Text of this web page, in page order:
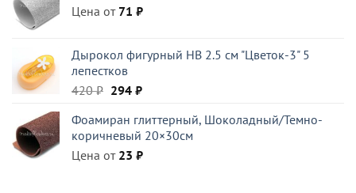
Цена от 71 ₽
Дырокол фигурный HB 2.5 см "Цветок-3" 5
лепестков
420₽ Первоначальная
составляла
420 ₽.
294 ₽Текущая
294 ₽.
Фоамиран глиттерный, Шоколадный/Темно-
коричневый 20×30см
Цена от 23 ₽